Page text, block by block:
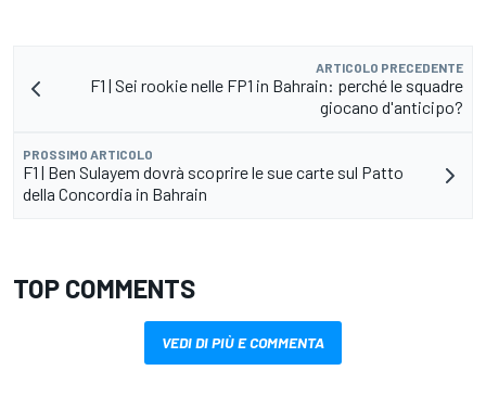
ARTICOLO PRECEDENTE
F1 | Sei rookie nelle FP1 in Bahrain: perché le squadre
giocano d'anticipo?
PROSSIMO ARTICOLO
F1 | Ben Sulayem dovrà scoprire le sue carte sul Patto
della Concordia in Bahrain
TOP COMMENTS
VEDI DI PIÙ E COMMENTA